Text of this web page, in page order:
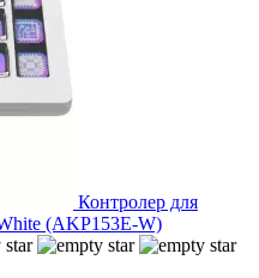
Контролер для
(AKP153E-W)